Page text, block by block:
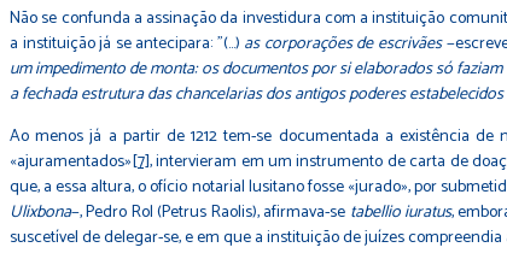
Não se confunda a assinação da investidura com a instituição
a instituição já se antecipara: "(…) as corporações de escrivães
um impedimento de monta: os documentos por si elaborados só
a fechada estrutura das chancelarias dos antigos poderes
Ao menos já a partir de 1212 tem-se documentada a existência
«ajuramentados»[7], intervieram em um instrumento de carta de
que, a essa altura, o ofício notarial lusitano fosse «jurado», por
Ulixbona−, Pedro Rol (Petrus Raolis), afirmava-se tabellio iuratus,
suscetível de delegar-se, e em que a instituição de juízes